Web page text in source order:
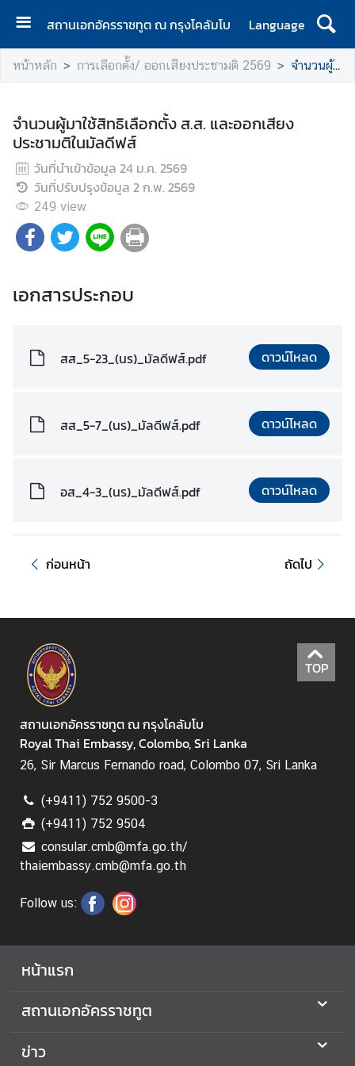
สถานเอกอัครราชทูต ณ กรุงโคลัมโบ
Language
ห
น้
ร
ก
ส
ถ
น
ก
ร
ร
ทู
บ
ก
ล
ข่
า
ว
ท่
อ
ง
เ
ที่
ว
ร
จ
หน้าหลัก การเลือกตั้ง/ ออกเสียงประชามติ 2569 จำนวนผู้มาใช้สิทธิเลือกตั้ง ส.ส. และออกเสียงประชามติในมัลดีฟส์
จำนวนผู้มาใช้สิทธิเลือกตั้ง ส.ส. และออกเสียง
ประชามติในมัลดีฟส์
วันที่นำเข้าข้อมูล 24 ม.ค. 2569
วันที่ปรับปรุงข้อมูล 2 ก.พ. 2569
249 view
เอกสารประกอบ
สส_5-23_(นร)_มัลดีฟส์.pdf ดาวน์โหลด
สส_5-7_(นร)_มัลดีฟส์.pdf ดาวน์โหลด
อส_4-3_(นร)_มัลดีฟส์.pdf ดาวน์โหลด
ก่อนหน้า ถัดไป
TOP
สถานเอกอัครราชทูต ณ กรุงโคลัมโบ
Royal Thai Embassy, Colombo, Sri Lanka
26, Sir Marcus Fernando road, Colombo 07, Sri Lanka
(+9411) 752 9500-3
(+9411) 752 9504
consular.cmb@mfa.go.th/
thaiembassy.cmb@mfa.go.th
Follow us:
หน้าแรก
สถานเอกอัครราชทูต
ข่าว